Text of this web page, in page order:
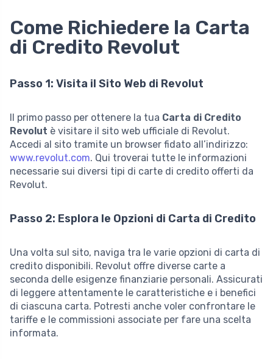
Come Richiedere la Carta
di Credito Revolut
Passo 1: Visita il Sito Web di Revolut
Il primo passo per ottenere la tua Carta di Credito
Revolut è visitare il sito web ufficiale di Revolut.
Accedi al sito tramite un browser fidato all’indirizzo:
www.revolut.com. Qui troverai tutte le informazioni
necessarie sui diversi tipi di carte di credito offerti da
Revolut.
Passo 2: Esplora le Opzioni di Carta di Credito
Una volta sul sito, naviga tra le varie opzioni di carta di
credito disponibili. Revolut offre diverse carte a
seconda delle esigenze finanziarie personali. Assicurati
di leggere attentamente le caratteristiche e i benefici
di ciascuna carta. Potresti anche voler confrontare le
tariffe e le commissioni associate per fare una scelta
informata.